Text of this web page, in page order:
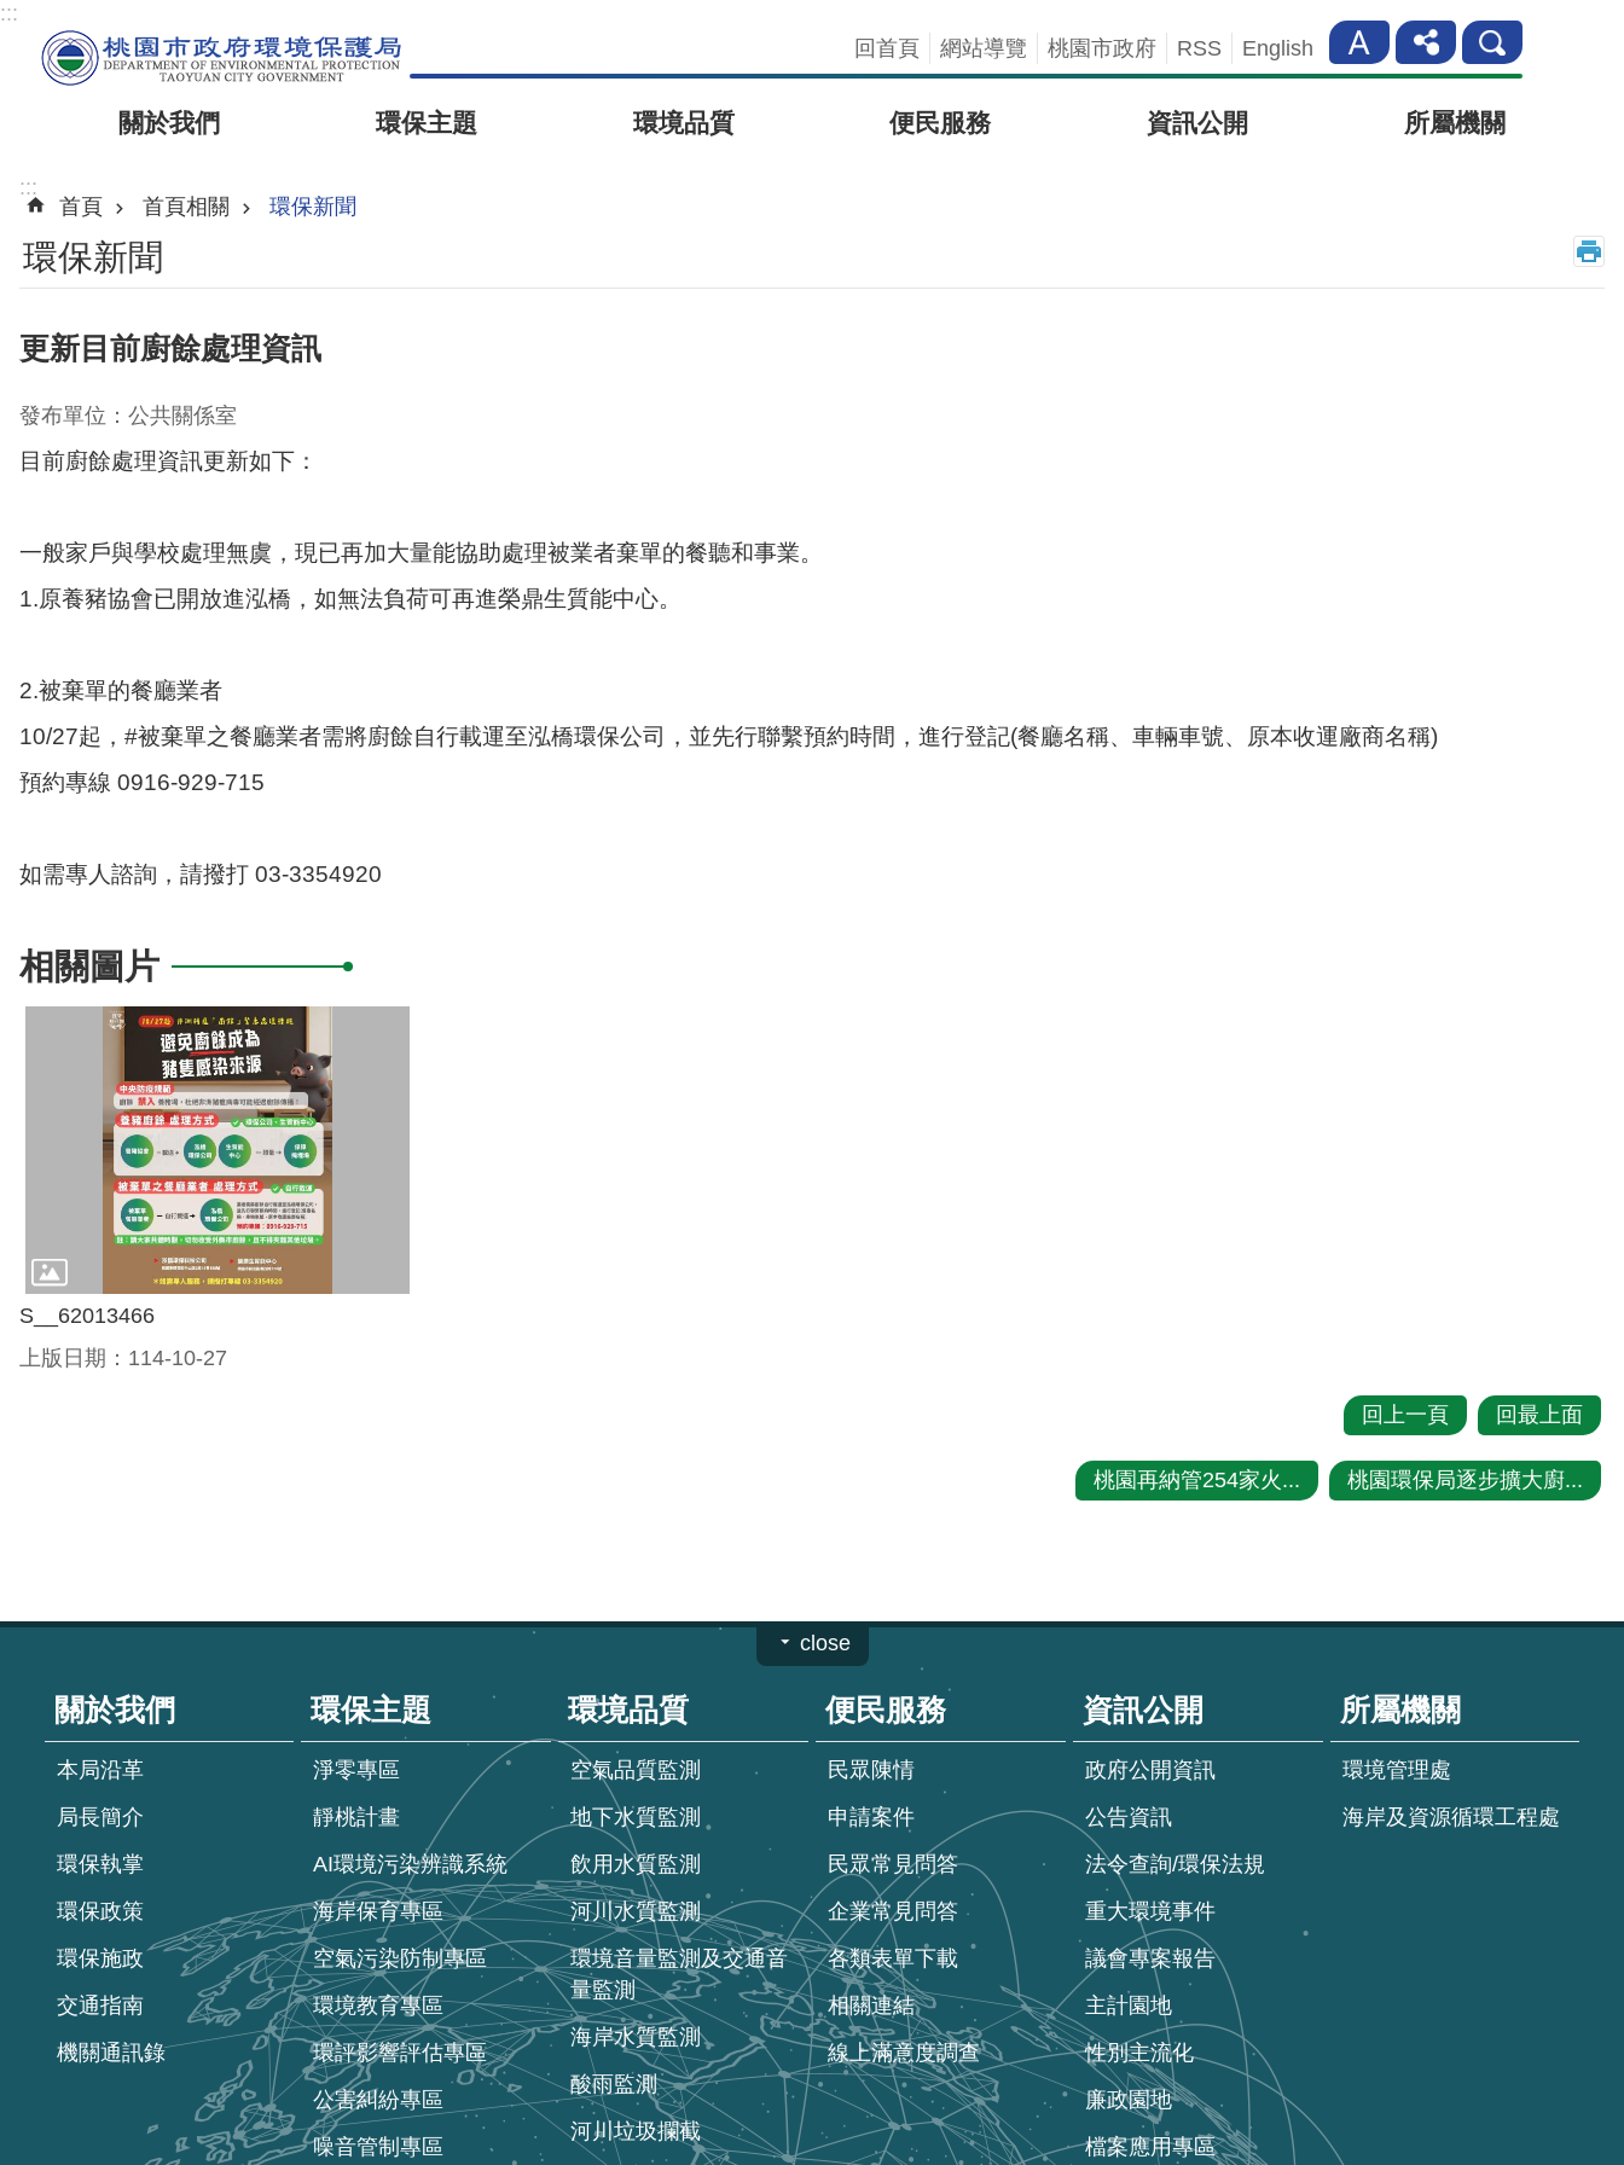
:::
回首頁
網站導覽 桃園市政府 RSS English
關於我們 環保主題 環境品質 便民服務 資訊公開 所屬機關
:::
首頁
首頁相關 環保新聞
環保新聞
更新目前廚餘處理資訊
發布單位：公共關係室
目前廚餘處理資訊更新如下：
一般家戶與學校處理無虞，現已再加大量能協助處理被業者棄單的餐聽和事業。
1.原養豬協會已開放進泓橋，如無法負荷可再進榮鼎生質能中心。
2.被棄單的餐廳業者
10/27起，#被棄單之餐廳業者需將廚餘自行載運至泓橋環保公司，並先行聯繫預約時間，進行登記(餐廳名稱、車輛車號、原本收運廠商名稱)
預約專線 0916-929-715
如需專人諮詢，請撥打 03-3354920
相關圖片
S__62013466
上版日期：114-10-27
回上一頁 回最上面
桃園再納管254家火... 桃園環保局逐步擴大廚...
close
關於我們
本局沿革
局長簡介
環保執掌
環保政策
環保施政
交通指南
機關通訊錄
環保主題
淨零專區
靜桃計畫
AI環境污染辨識系統
海岸保育專區
空氣污染防制專區
環境教育專區
環評影響評估專區
公害糾紛專區
噪音管制專區
環境品質
空氣品質監測
地下水質監測
飲用水質監測
河川水質監測
環境音量監測及交通音
量監測
海岸水質監測
酸雨監測
河川垃圾攔截
便民服務
民眾陳情
申請案件
民眾常見問答
企業常見問答
各類表單下載
相關連結
線上滿意度調查
資訊公開
政府公開資訊
公告資訊
法令查詢/環保法規
重大環境事件
議會專案報告
主計園地
性別主流化
廉政園地
檔案應用專區
所屬機關
環境管理處
海岸及資源循環工程處